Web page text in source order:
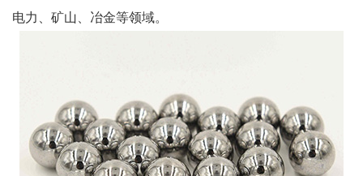
电力、矿山、冶金等领域。